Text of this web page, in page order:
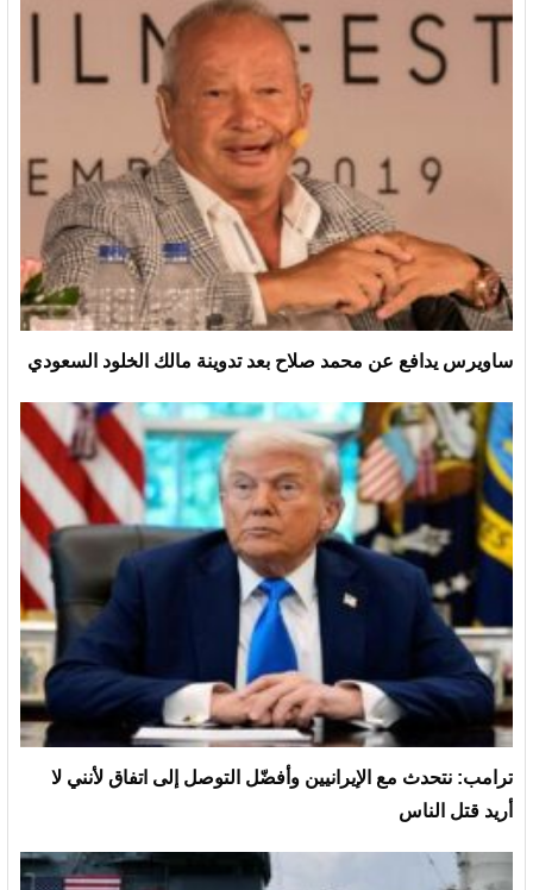
ساويرس يدافع عن محمد صلاح بعد تدوينة مالك الخلود السعودي
ترامب: نتحدث مع الإيرانيين وأفضّل التوصل إلى اتفاق لأنني لا
أريد قتل الناس